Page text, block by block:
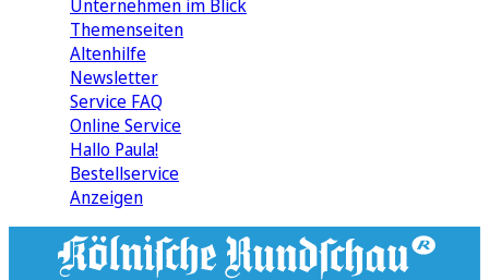
Unternehmen im Blick
Themenseiten
Altenhilfe
Newsletter
Service FAQ
Online Service
Hallo Paula!
Bestellservice
Anzeigen